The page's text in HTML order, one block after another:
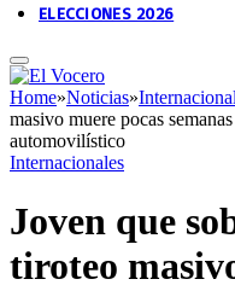
ELECCIONES 2026
Home»Noticias»
masivo muere pocas
automovilístico
Internacionales
Joven que
tiroteo